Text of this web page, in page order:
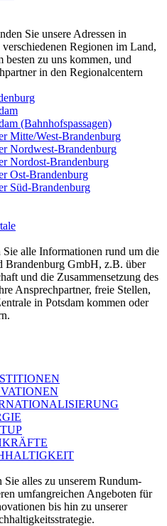
Sie unsere Adressen in
Regionen im Land,
besten zu uns kommen, und
in den Regionalcentern
(Bahnhofspassagen)
Mitte/West-Brandenburg
Nordwest-Brandenburg
Nordost-Brandenburg
Ost-Brandenburg
Süd-Brandenburg
Sie alle Informationen rund um die
Brandenburg GmbH, z.B. über
und die Zusammensetzung des
Ansprechpartner, freie Stellen,
in Potsdam kommen oder
alles zu unserem Rundum-
umfangreichen Angeboten für
bis hin zu unserer